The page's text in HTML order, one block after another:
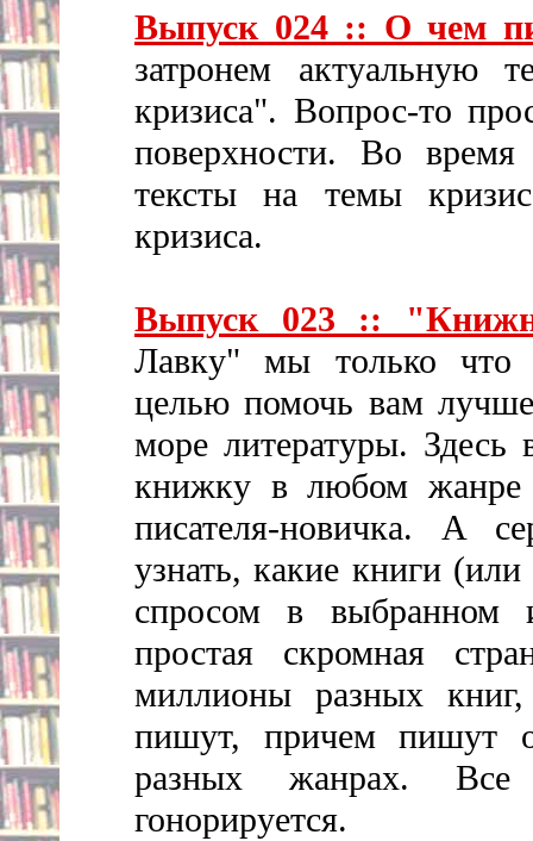
Выпуск 024 :: О чем
затронем
кризиса". Вопрос-то
поверхности. Во время
тексты на темы
кризиса.
Выпуск 023 ::
Лавку" мы только что
целью помочь вам
море литературы.
книжку в любом жанре
писателя-новичка. А
узнать, какие книги
спросом в выбранном
простая скромная
миллионы разных
пишут, причем пишут
разных жанрах. Все
гонорируется.